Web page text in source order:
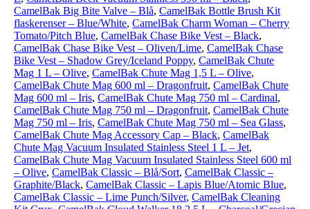
CamelBak Big Bite Valve – Blå, CamelBak Bottle Brush Kit
flaskerenser – Blue/White, CamelBak Charm Woman – Cherry
Tomato/Pitch Blue, CamelBak Chase Bike Vest – Black,
CamelBak Chase Bike Vest – Oliven/Lime, CamelBak Chase
Bike Vest – Shadow Grey/Iceland Poppy, CamelBak Chute
Mag 1 L – Olive, CamelBak Chute Mag 1,5 L – Olive,
CamelBak Chute Mag 600 ml – Dragonfruit, CamelBak Chute
Mag 600 ml – Iris, CamelBak Chute Mag 750 ml – Cardinal,
CamelBak Chute Mag 750 ml – Dragonfruit, CamelBak Chute
Mag 750 ml – Iris, CamelBak Chute Mag 750 ml – Sea Glass,
CamelBak Chute Mag Accessory Cap – Black, CamelBak
Chute Mag Vacuum Insulated Stainless Steel 1 L – Jet,
CamelBak Chute Mag Vacuum Insulated Stainless Steel 600 ml
– Olive, CamelBak Classic – Blå/Sort, CamelBak Classic –
Graphite/Black, CamelBak Classic – Lapis Blue/Atomic Blue,
CamelBak Classic – Lime Punch/Silver, CamelBak Cleaning